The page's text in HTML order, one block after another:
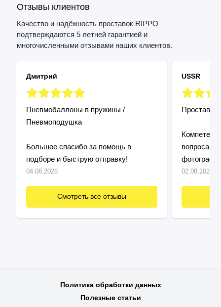
Отзывы клиентов
Качество и надёжность проставок RIPPO
подтверждаются 5 летней гарантией и
многочисленными отзывами наших клиентов.
Дмитрий
Пневмобаллоны в пружины /
Пневмоподушка
Большое спасибо за помощь в
подборе и быструю отправку!
Установил без проблем, все четко
быстро и по делу!
04.08.2026
Смотреть все отзывы
USSR
Проставки
вопросам,
02.08.2026
Политика обработки данных
Полезные статьи